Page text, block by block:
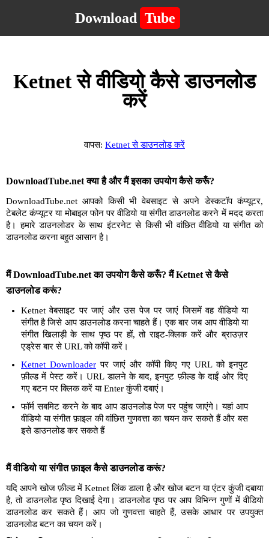
Download Tube
Ketnet से वीडियो कैसे डाउनलोड
करें
वापस: Ketnet से डाउनलोड करें
DownloadTube.net क्या है और मैं इसका उपयोग कैसे करूँ?
DownloadTube.net आपको किसी भी वेबसाइट से अपने डेस्कटॉप कंप्यूटर,
टेबलेट कंप्यूटर या मोबाइल फोन पर वीडियो या संगीत डाउनलोड करने में मदद करता
है। हमारे डाउनलोडर के साथ इंटरनेट से किसी भी वांछित वीडियो या संगीत को
डाउनलोड करना बहुत आसान है।
मैं DownloadTube.net का उपयोग कैसे करूँ? मैं Ketnet से कैसे
डाउनलोड करूं?
Ketnet वेबसाइट पर जाएं और उस पेज पर जाएं जिसमें वह वीडियो या
संगीत है जिसे आप डाउनलोड करना चाहते हैं। एक बार जब आप वीडियो या
संगीत खिलाड़ी के साथ पृष्ठ पर हों, तो राइट-क्लिक करें और ब्राउज़र
एड्रेस बार से URL को कॉपी करें।
Ketnet Downloader पर जाएं और कॉपी किए गए URL को इनपुट
फ़ील्ड में पेस्ट करें। URL डालने के बाद, इनपुट फ़ील्ड के दाईं ओर दिए
गए बटन पर क्लिक करें या Enter कुंजी दबाएं।
फॉर्म सबमिट करने के बाद आप डाउनलोड पेज पर पहुंच जाएंगे। यहां आप
वीडियो या संगीत फ़ाइल की वांछित गुणवत्ता का चयन कर सकते हैं और बस
इसे डाउनलोड कर सकते हैं
मैं वीडियो या संगीत फ़ाइल कैसे डाउनलोड करूं?
यदि आपने खोज फ़ील्ड में Ketnet लिंक डाला है और खोज बटन या एंटर कुंजी दबाया
है, तो डाउनलोड पृष्ठ दिखाई देगा। डाउनलोड पृष्ठ पर आप विभिन्न गुणों में वीडियो
डाउनलोड कर सकते हैं। आप जो गुणवत्ता चाहते हैं, उसके आधार पर उपयुक्त
डाउनलोड बटन का चयन करें।